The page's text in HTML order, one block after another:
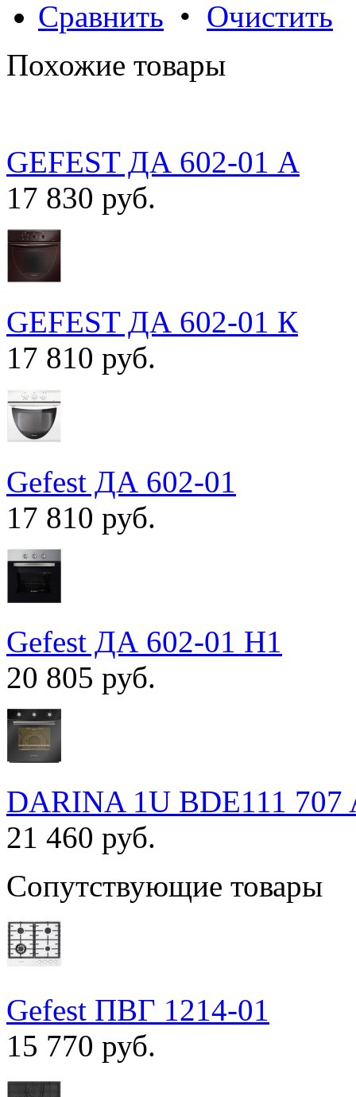
Сравнить • Очистить
Похожие товары
GEFEST ДА 602-01 А
17 830 руб.
GEFEST ДА 602-01 К
17 810 руб.
Gefest ДА 602-01
17 810 руб.
Gefest ДА 602-01 Н1
20 805 руб.
DARINA 1U BDE111 707
21 460 руб.
Сопутствующие товары
Gefest ПВГ 1214-01
15 770 руб.